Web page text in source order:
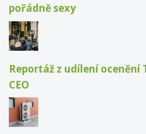
pořádně sexy
Reportáž z udílení ocenění
CEO